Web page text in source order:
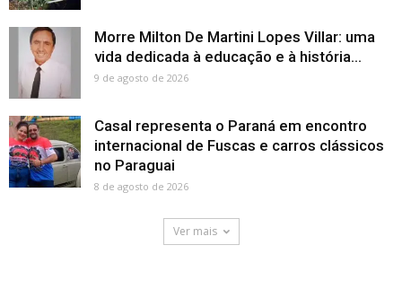
Morre Milton De Martini Lopes Villar: uma
vida dedicada à educação e à história...
9 de agosto de 2026
Casal representa o Paraná em encontro
internacional de Fuscas e carros clássicos
no Paraguai
8 de agosto de 2026
Ver mais